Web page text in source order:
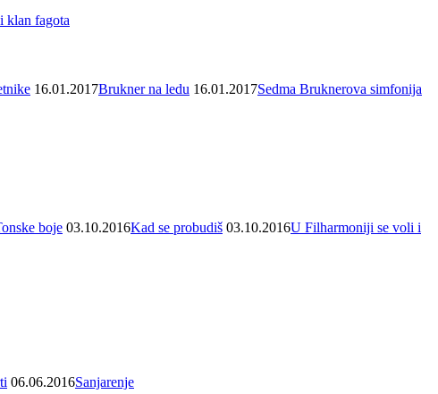
klan fagota
16.01.2017Brukner na ledu 16.01.2017Sedma Bruknerova simfonija
boje 03.10.2016Kad se probudiš 03.10.2016U Filharmoniji se voli i
06.06.2016Sanjarenje